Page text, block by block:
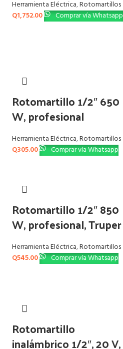
Herramienta Eléctrica,Rotomartillos
Q1,752.00 Comprar vía Whatsapp
Rotomartillo 1/2″ 650
W, profesional
Herramienta Eléctrica,Rotomartillos
Q305.00 Comprar vía Whatsapp
Rotomartillo 1/2″ 850
W, profesional, Truper
Herramienta Eléctrica,Rotomartillos
Q545.00 Comprar vía Whatsapp
Rotomartillo
inalámbrico 1/2″, 20 V,